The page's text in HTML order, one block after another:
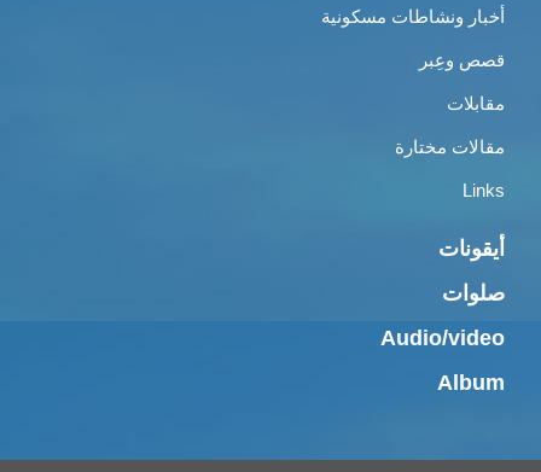
أخبار ونشاطات مسكونية
قصص وعِبر
مقابلات
مقالات مختارة
Links
أيقونات
صلوات
Audio/video
Album